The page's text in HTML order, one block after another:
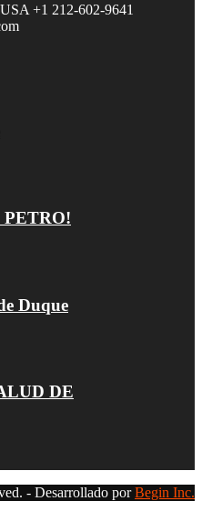
+1 212-602-9641
Duque
DE
- Desarrollado porBegin Inc.